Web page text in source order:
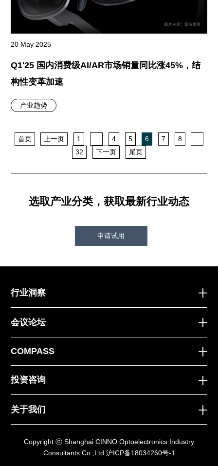
20 May 2025
Q1'25 国内消费级AI/AR市场销量同比涨45%，结
构性变革加速
产业趋势
首页 上一页 1 4 5 6 7 8
32
下一页 尾页
选取产业分类，获取最新行业动态
申请试用
行业洞察
会议论坛
COMPASS
投资咨询
关于我们
Copyright ⓒ Shanghai CINNO Optoelectronics Industry
Consultants Co.,Ltd 沪ICP备18034260号-1